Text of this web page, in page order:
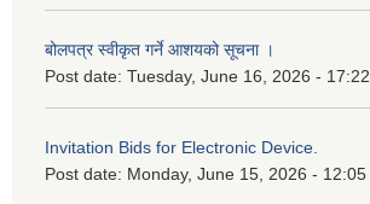
बोलपत्र स्वीकृत गर्ने आशयको सूचना ।
Post date: Tuesday, June 16, 2026 - 17:22
Invitation Bids for Electronic Device.
Post date: Monday, June 15, 2026 - 12:05